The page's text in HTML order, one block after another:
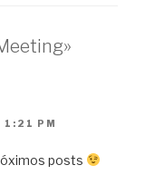
1:21 PM
posts